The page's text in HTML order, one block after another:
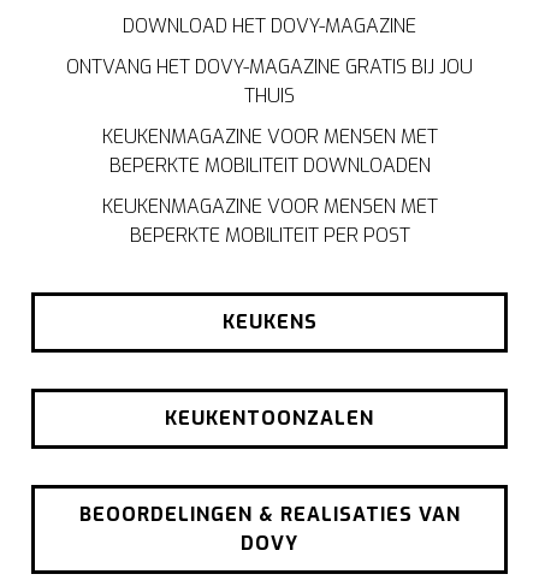
DOWNLOAD HET DOVY-MAGAZINE
ONTVANG HET DOVY-MAGAZINE GRATIS BIJ JOU
THUIS
KEUKENMAGAZINE VOOR MENSEN MET
BEPERKTE MOBILITEIT DOWNLOADEN
KEUKENMAGAZINE VOOR MENSEN MET
BEPERKTE MOBILITEIT PER POST
KEUKENS
KEUKENTOONZALEN
BEOORDELINGEN & REALISATIES VAN
DOVY